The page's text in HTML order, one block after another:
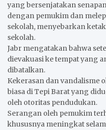
yang bersenjatakan
dengan pemukim dan
sekolah, menyebarkan
sekolah.
Jabr mengatakan bahwa
dievakuasi ke tempat yang
dibatalkan.
Kekerasan dan vandalisme
biasa di Tepi Barat yang
oleh otoritas pendudukan.
Serangan oleh pemukim
khususnya meningkat